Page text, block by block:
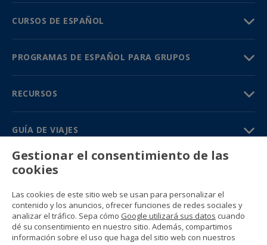
CURSOS DE ESPAÑOL
PROGRAMAS DE ESPAÑOL PARA GRUPOS
RECURSOS
GUÍA DE VIAJES
PARTNERS
Contacto
Precios y catálogos
(+34) 91 594 37 76
Gustavo Fernández Balbuena, 11
28002 Madrid, Spain
Gestionar el consentimiento de las
cookies
Las cookies de este sitio web se usan para personalizar el
contenido y los anuncios, ofrecer funciones de redes sociales y
analizar el tráfico. Sepa cómo Google utilizará sus datos cuando
dé su consentimiento en nuestro sitio. Además, compartimos
información sobre el uso que haga del sitio web con nuestros